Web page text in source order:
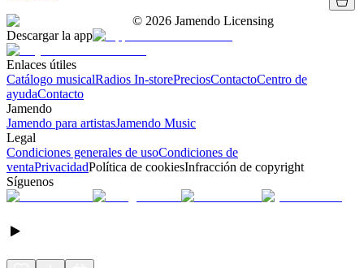
© 2026 Jamendo Licensing
Descargar la app
Enlaces útiles
Catálogo musicalRadios In-storePreciosContactoCentro de
ayudaContacto
Jamendo
Jamendo para artistasJamendo Music
Legal
Condiciones generales de usoCondiciones de
ventaPrivacidadPolítica de cookiesInfracción de copyright
Síguenos